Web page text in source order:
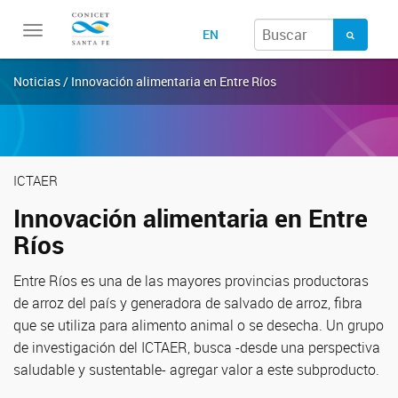
Toggle
EN
Noticias / Innovación alimentaria en Entre Ríos
ICTAER
Innovación alimentaria en Entre
Ríos
Entre Ríos es una de las mayores provincias productoras
de arroz del país y generadora de salvado de arroz, fibra
que se utiliza para alimento animal o se desecha. Un grupo
de investigación del ICTAER, busca -desde una perspectiva
saludable y sustentable- agregar valor a este subproducto.